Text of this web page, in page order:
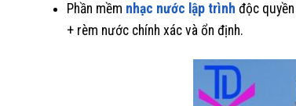
Phần mềm nhạc nước lập trình độc
+ rèm nước chính xác và ổn định.